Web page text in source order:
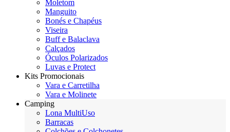
Moletom
Manguito
Bonés e Chapéus
Viseira
Buff e Balaclava
Calçados
Óculos Polarizados
Luvas e Protect
Kits Promocionais
Vara e Carretilha
Vara e Molinete
Camping
Lona MultiUso
Barracas